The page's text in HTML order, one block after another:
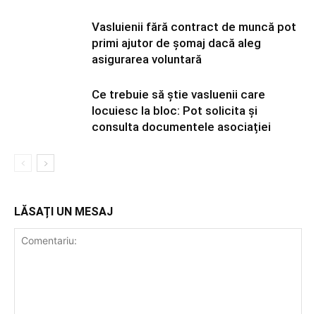
Vasluienii fără contract de muncă pot
primi ajutor de șomaj dacă aleg
asigurarea voluntară
Ce trebuie să știe vasluenii care
locuiesc la bloc: Pot solicita și
consulta documentele asociației
LĂSAȚI UN MESAJ